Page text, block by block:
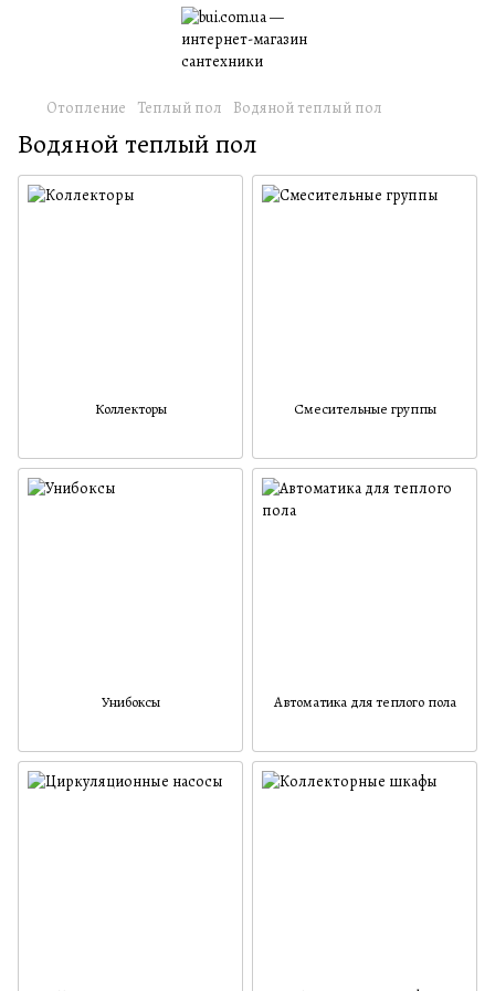
Отопление Теплый пол Водяной теплый пол
Водяной теплый пол
Коллекторы Смесительные группы
Унибоксы Автоматика для теплого пола